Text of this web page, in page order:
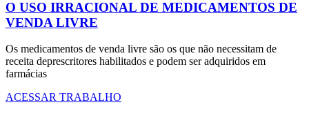
O USO IRRACIONAL DE MEDICAMENTOS DE
VENDA LIVRE
Os medicamentos de venda livre são os que não necessitam de
receita deprescritores habilitados e podem ser adquiridos em
farmácias
ACESSAR TRABALHO